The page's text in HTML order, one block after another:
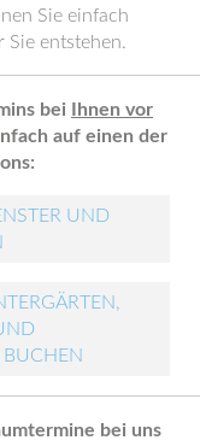
Sie einfach
Sie entstehen.
bei
Ihnen vor
auf einen der
UND
BUCHEN
bei uns